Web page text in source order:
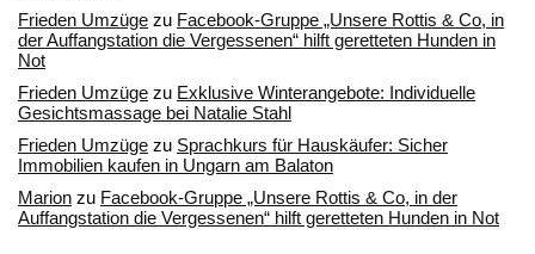
Frieden Umzüge zu Facebook-Gruppe „Unsere Rottis & Co, in
der Auffangstation die Vergessenen“ hilft geretteten Hunden in
Not
Frieden Umzüge zu Exklusive Winterangebote: Individuelle
Gesichtsmassage bei Natalie Stahl
Frieden Umzüge zu Sprachkurs für Hauskäufer: Sicher
Immobilien kaufen in Ungarn am Balaton
Marion zu Facebook-Gruppe „Unsere Rottis & Co, in der
Auffangstation die Vergessenen“ hilft geretteten Hunden in Not